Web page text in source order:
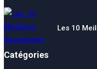
Les 10
Catégories